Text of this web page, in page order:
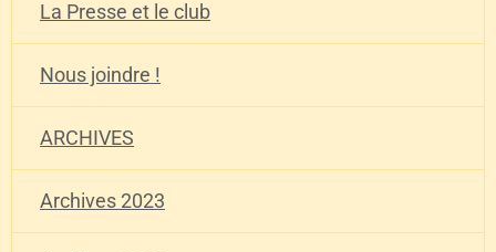
La Presse et le club
Nous joindre !
ARCHIVES
Archives 2023